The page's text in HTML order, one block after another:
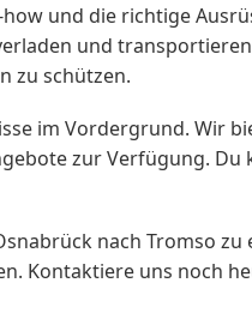
und die richtige
und
zu schützen.
im Vordergrund. Wir
zur Verfügung.
nach Tromso
Kontaktiere uns noch